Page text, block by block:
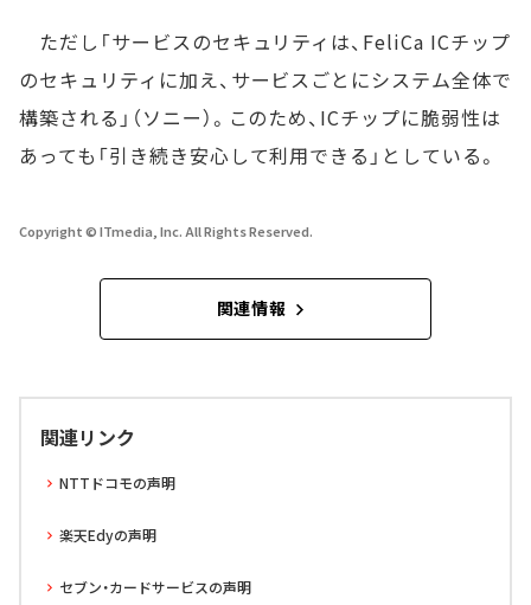
ただし「サービスのセキュリティは、FeliCa ICチップ
のセキュリティに加え、サービスごとにシステム全体で
構築される」（ソニー）。このため、ICチップに脆弱性は
あっても「引き続き安心して利用できる」としている。
Copyright © ITmedia, Inc. All Rights Reserved.
関連情報
関連リンク
NTTドコモの声明
楽天Edyの声明
セブン・カードサービスの声明